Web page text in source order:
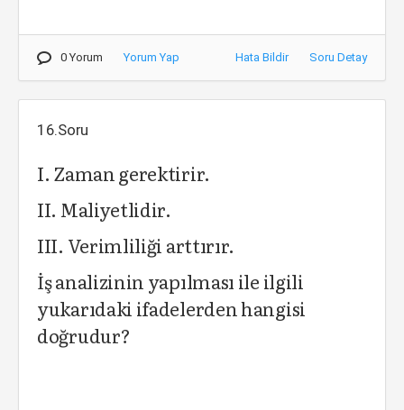
0 Yorum Yorum Yap Hata Bildir Soru Detay
16.Soru
I. Zaman gerektirir.
II. Maliyetlidir.
III. Verimliliği arttırır.
İş analizinin yapılması ile ilgili
yukarıdaki ifadelerden hangisi
doğrudur?